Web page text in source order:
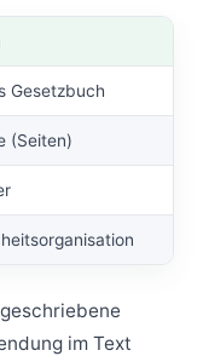
Gesetzbuch
(Seiten)
im Text